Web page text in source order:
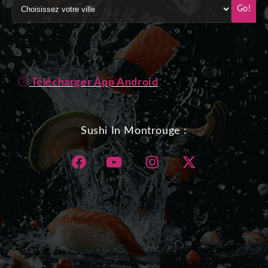
Go!
Télécharger App Android
Sushi In Montrouge :